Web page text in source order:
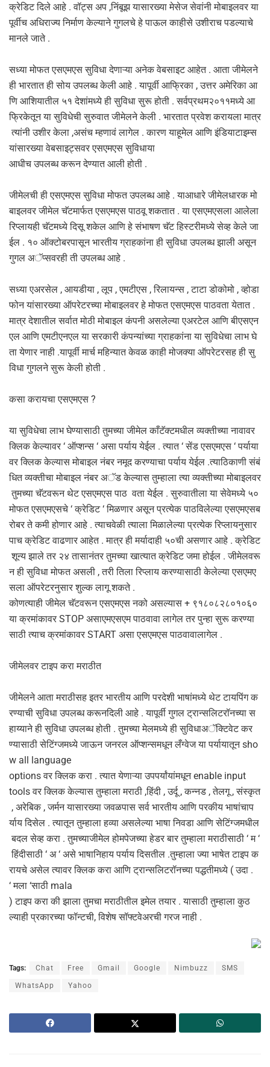
क्रेडिट दिले आहे . वॉट्स अप ,निंबूझ यासारख्या मेसेज सेवांनी मोबाइलवर या
पूर्वीच अधिराज्य निर्माण केल्याने गुगलचे हे पाऊल काहीसे उशीराच पडल्याचे
मानले जाते .
सध्या मोफत एसएमएस सुविधा देणाऱ्या अनेक वेबसाइट आहेत . आता जीमेलने
ही भारतात ही सोय उपलब्ध केली आहे . यापूर्वी आफ्रिका , उत्तर अमेरिका आ
णि आशियातील ५१ देशांमध्ये ही सुविधा सुरू होती . सर्वप्रथम२०११मध्ये आ
फ्रिकेतून या सुविधेची सुरुवात जीमेलने केली . भारतात प्रवेश करायला मात्र
त्यांनी उशीर केला ,असंच म्हणावं लागेल . कारण याहूमेल आणि इंडियाटाइम्स
यांसारख्या वेबसाइट्सवर एसएमएस सुविधाया
आधीच उपलब्ध करून देण्यात आली होती .
जीमेलची ही एसएमएस सुविधा मोफत उपलब्ध आहे . याआधारे जीमेलधारक मो
बाइलवर जीमेल चॅटमार्फत एसएमएस पाठवू शकतात . या एसएमएसला आलेला
रिप्लायही चॅटमध्ये दिसू शकेल आणि हे संभाषण चॅट हिस्टरीमध्ये सेव्ह केले जा
ईल . १० ऑक्टोबरपासून भारतीय ग्राहकांना ही सुविधा उपलब्ध झाली असून
गुगल अॅप्सवरही ती उपलब्ध आहे .
सध्या एअरसेल , आयडीया , लूप , एमटीएस , रिलायन्स , टाटा डोकोमो , व्होडा
फोन यांसारख्या ऑपरेटरच्या मोबाइलवर हे मोफत एसएमएस पाठवता येतात .
मात्र देशातील सर्वात मोठी मोबाइल कंपनी असलेल्या एअरटेल आणि बीएसएन
एल आणि एमटीएनएल या सरकारी कंपन्यांच्या ग्राहकांना या सुविधेचा लाभ घे
ता येणार नाही .यापूर्वी मार्च महिन्यात केवळ काही मोजक्या ऑपरेटरसह ही सु
विधा गुगलने सुरू केली होती .
कसा करायचा एसएमएस ?
या सुविधेचा लाभ घेण्यासाठी तुमच्या जीमेल काँटॅक्टमधील व्यक्तीच्या नावावर
क्लिक केल्यावर ‘ ऑप्शन्स ‘ असा पर्याय येईल . त्यात ‘ सेंड एसएमएस ‘ पर्याया
वर क्लिक केल्यास मोबाइल नंबर नमूद करण्याचा पर्याय येईल .त्याठिकाणी संबं
धित व्यक्तीचा मोबाइल नंबर अॅड केल्यास तुम्हाला त्या व्यक्तीच्या मोबाइलवर
तुमच्या चॅटवरून थेट एसएमएस पाठ ‍ वता येईल . सुरुवातीला या सेवेमध्ये ५०
मोफत एसएमएसचे ‘ क्रेडिट ‘ मिळणार असून प्रत्येक पाठविलेल्या एसएमएसब
रोबर ते कमी होणार आहे . त्याचवेळी त्याला मिळालेल्या प्रत्येक रिप्लायनुसार
पाच क्रेडिट वाढणार आहेत . मात्र ही मर्यादाही ५०ची असणार आहे . क्रेडिट
शून्य झाले तर २४ तासानंतर तुमच्या खात्यात क्रेडिट जमा होईल . जीमेलवरू
न ही सुविधा मोफत असली , तरी तिला रिप्लाय करण्यासाठी केलेल्या एसएमए
सला ऑपरेटरनुसार शुल्क लागू शकते .
कोणत्याही जीमेल चॅटवरून एसएमएस नको असल्यास + ९१८०८२८०१०६०
या क्रमांकावर STOP असाएमएसएम पाठवावा लागेल तर पुन्हा सुरू करण्या
साठी त्याच क्रमांकावर START असा एसएमएस पाठवावालागेल .
जीमेलवर टाइप करा मराठीत
जीमेलने आता मराठीसह इतर भारतीय आणि परदेशी भाषांमध्ये थेट टायपिंग क
रण्याची सुविधा उपलब्ध करूनदिली आहे . यापूर्वी गुगल ट्रान्सलिटरॉनच्या स
हाय्याने ही सुविधा उपलब्ध होती . तुमच्या मेलमध्ये ही सुविधाअॅक्टिवेट कर
ण्यासाठी सेटिंग्जमध्ये जाऊन जनरल ऑप्शन्समधून लँग्वेज या पर्यायातून sho
w all language
options वर क्लिक करा . त्यात येणाऱ्या उपपर्यांयांमधून enable input
tools वर क्लिक केल्यास तुम्हाला मराठी ,हिंदी , उर्दू , कन्नड , तेलगू , संस्कृत
, अरेबिक , जर्मन यासारख्या जवळपास सर्व भारतीय आणि परकीय भाषांचाप
र्याय दिसेल . त्यातून तुम्हाला हव्या असलेल्या भाषा निवडा आणि सेटिंग्जमधील
बदल सेव्ह करा . तुमच्याजीमेल होमपेजच्या हेडर बार तुम्हाला मराठीसाठी ‘ म ‘
हिंदीसाठी ‘ अ ‘ असे भाषानिहाय पर्याय दिसतील .तुम्हाला ज्या भाषेत टाइप क
रायचे असेल त्यावर क्लिक करा आणि ट्रान्सलिटरॉनच्या पद्धतीमध्ये ( उदा .
‘ मला ‘साठी mala
) टाइप करा की झाला तुमचा मराठीतील इमेल तयार . यासाठी तुम्हाला कुठ
ल्याही प्रकारच्या फॉन्टची, विशेष सॉफ्टवेअरची गरज नाही .
Tags: Chat Free Gmail Google Nimbuzz SMS
WhatsApp Yahoo